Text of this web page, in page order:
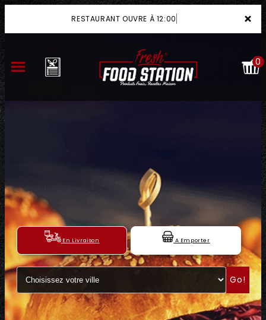
×
RESTAURANT OUVRE À 12:00
VOTRE COMPTE
NOTRE RESTAURANT
VOS AVIS
MENTIONS LÉGALES
C.G.V
0
En Livraison A Emporter
Go!